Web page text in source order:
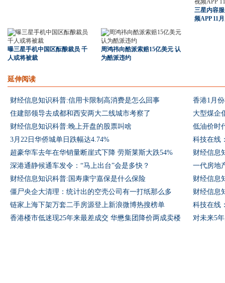
三星内容
频APP 11
曝三星手机中国区酝酿裁员 千
人或将被裁
周鸿祎向酷派索赔15亿美元 认
为酷派违约
延伸阅读
财经信息知识科普:信用卡限制高消费是怎么回事
香港1月
住建部领导去成都和西安两大二线城市考察了
大型煤企
财经信息知识科普:晚上开盘的股票叫啥
低油价时
3月22日华侨城单日跌幅达4.74%
超豪华车去年在华销量断崖式下降 劳斯莱斯大跌54%
财经信息
深港通静候通车发令：“马上出台”会是多快？
一代房地
财经信息知识科普:国寿康宁嘉保是什么保险
财经信息
僵尸央企大清理：统计出的空壳公司有一打纸那么多
财经信息
链家上海下架万套二手房源登上新浪微博热搜榜单
香港楼市低迷现25年来最差成交 华懋集团降价两成卖楼
对未来5